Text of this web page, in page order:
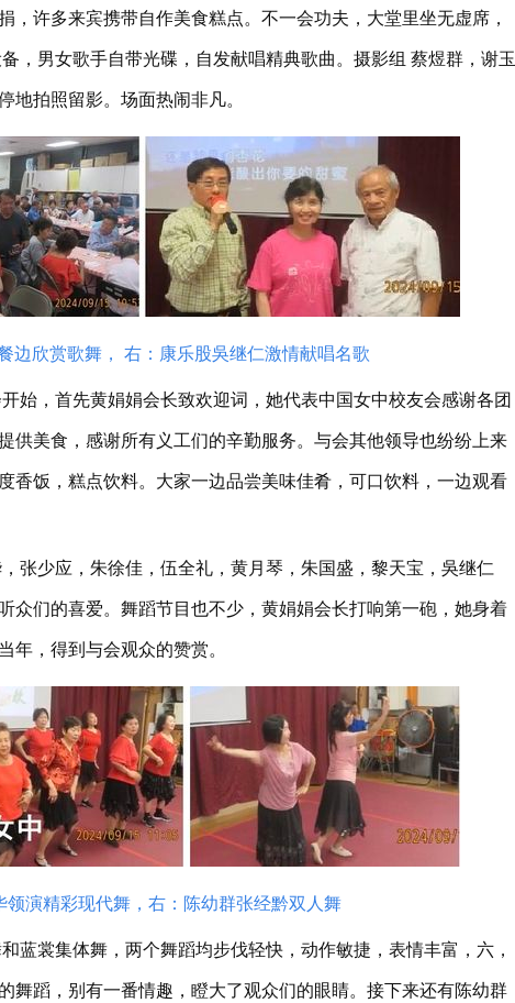
，许多来宾携带自作美食糕点。不一会功夫，大堂里坐无虚席，
，男女歌手自带光碟，自发献唱精典歌曲。摄影组 蔡煜群，谢玉
地拍照留影。场面热闹非凡。
边欣赏歌舞， 右：康乐股吳继仁激情献唱名歌
始，首先黄娟娟会长致欢迎词，她代表中国女中校友会感谢各团
供美食，感谢所有义工们的辛勤服务。与会其他领导也纷纷上来
香饭，糕点饮料。大家一边品尝美味佳肴，可口饮料，一边观看
张少应，朱徐佳，伍全礼，黄月琴，朱国盛，黎天宝，吳继仁
众们的喜爱。舞蹈节目也不少，黄娟娟会长打响第一砲，她身着
年，得到与会观众的赞赏。
领演精彩现代舞，右：陈幼群张经黔双人舞
蓝裳集体舞，两个舞蹈均步伐轻快，动作敏捷，表情丰富，六，
舞蹈，别有一番情趣，瞪大了观众们的眼睛。接下来还有陈幼群